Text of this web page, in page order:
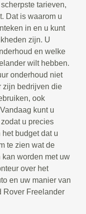
tarieven,
Dat is waarom u
in en u kunt
zijn. U
en welke
wilt hebben.
onderhoud niet
zijn bedrijven die
ook
kunt u
u precies
budget dat u
te zien wat de
worden met uw
over het
en uw manier van
Rover Freelander